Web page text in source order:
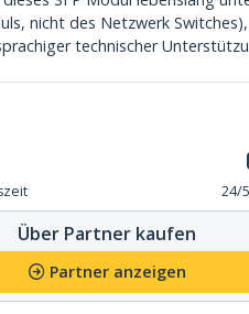
nicht des Netzwerk
technischer
24/
Über Partner kaufen
Partner anzeigen